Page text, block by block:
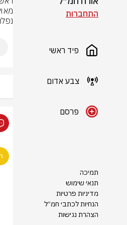
התחברות
פיד ראשי
צבע אדום
פרסם
תמיכה
תנאי שימוש
מדיניות פרטיות
הנחיות לכתבי חמ״ל
הצהרת נגישות